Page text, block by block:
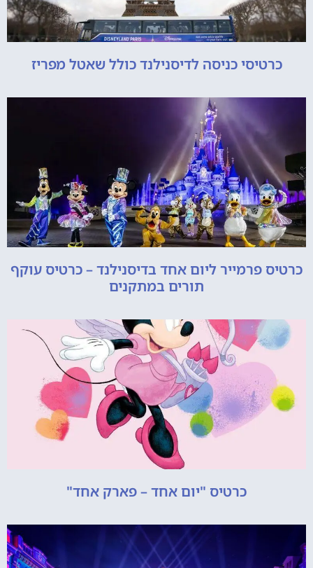
כרטיסי כניסה לדיסנילנד כולל שאטל מפריז
כרטיס פרמייר ליום אחד בדיסנילנד – כרטיס עוקף
תורים במתקנים
כרטיס "יום אחד – פארק אחד"